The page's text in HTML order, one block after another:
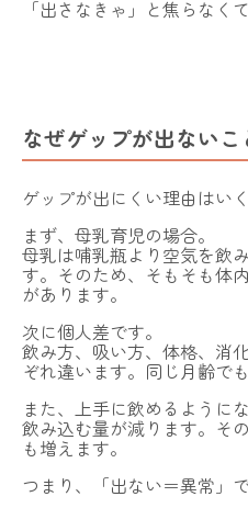
「出さなきゃ」と焦らなく
なぜゲップが出ないこ
ゲップが出にくい理由はい
まず、母乳育児の場合。
母乳は哺乳瓶より空気を飲
す。そのため、そもそも体
があります。
次に個人差です。
飲み方、吸い方、体格、消
ぞれ違います。同じ月齢で
また、上手に飲めるように
飲み込む量が減ります。そ
も増えます。
つまり、「出ない＝異常」